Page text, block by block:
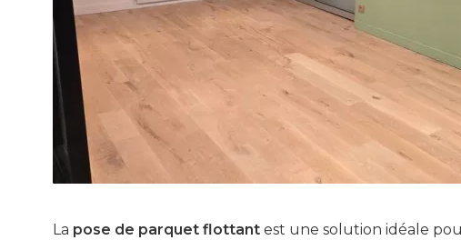
La pose de parquet flottant est une solution idéale